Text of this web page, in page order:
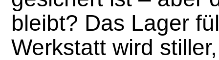
bleibt? Das Lager
Werkstatt wird